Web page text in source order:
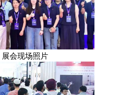
展会现场照片